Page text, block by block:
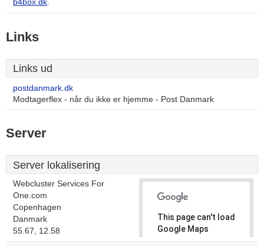
b4box.dk.
Links
Links ud
postdanmark.dk
Modtagerflex - når du ikke er hjemme - Post Danmark
Server
Server lokalisering
Webcluster Services For
One.com
Copenhagen
Danmark
55.67, 12.58
This page can't load
Google Maps
correctly.